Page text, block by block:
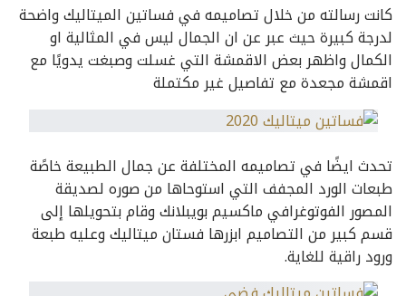
كانت رسالته من خلال تصاميمه في فساتين الميتاليك واضحة
لدرجة كبيرة حيث عبر عن ان الجمال ليس في المثالية او
الكمال واظهر بعض الاقمشة التي غسلت وصبغت يدويًا مع
اقمشة مجعدة مع تفاصيل غير مكتملة
تحدث ايضًا في تصاميمه المختلفة عن جمال الطبيعة خاصًة
طبعات الورد المجفف التي استوحاها من صوره لصديقة
المصور الفوتوغرافي ماكسيم بويبلانك وقام بتحويلها إلى
قسم كبير من التصاميم ابزرها فستان ميتاليك وعليه طبعة
ورود راقية للغاية.